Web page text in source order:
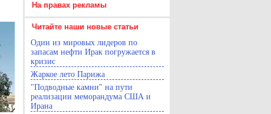
На правах рекламы
Читайте наши новые статьи
Один из мировых лидеров по
запасам нефти Ирак погружается в
кризис
Жаркое лето Парижа
"Подводные камни" на пути
реализации меморандума США и
Ирана